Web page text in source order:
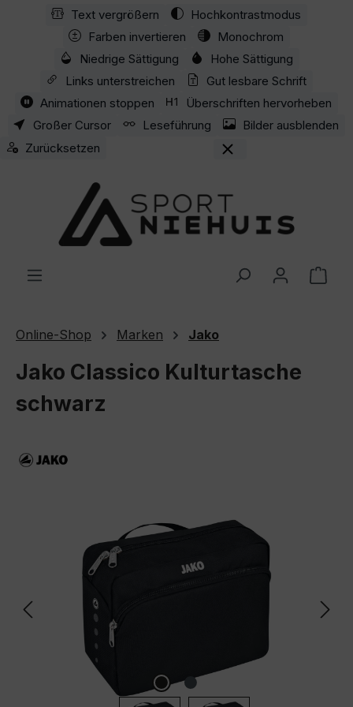
Zum Hauptinhalt springen
Text vergrößern
Hochkontrastmodus
Farben invertieren
Monochrom
Niedrige Sättigung
Hohe Sättigung
Links unterstreichen
Gut lesbare Schrift
Animationen stoppen
Überschriften hervorheben
Großer Cursor
Leseführung
Bilder ausblenden
Zurücksetzen
Online-Shop Marken Jako
Jako Classico Kulturtasche
schwarz
Bildergalerie überspringen